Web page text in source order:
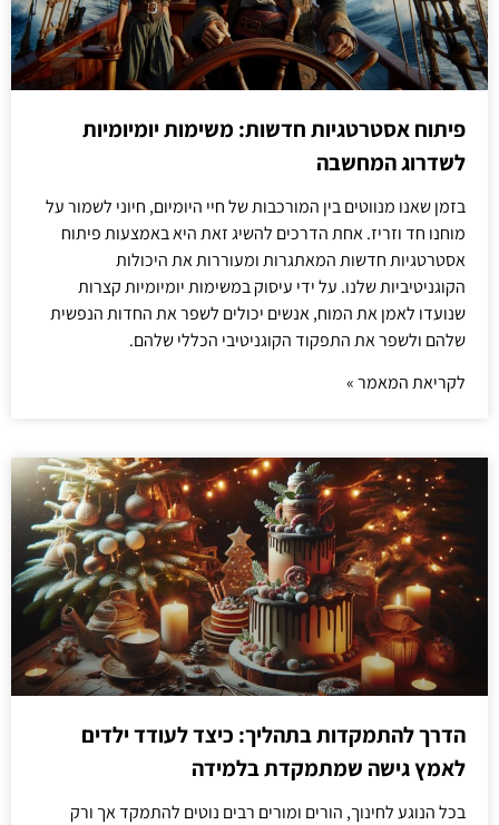
פיתוח אסטרטגיות חדשות: משימות יומיומיות
לשדרוג המחשבה
בזמן שאנו מנווטים בין המורכבות של חיי היומיום, חיוני לשמור על
מוחנו חד וזריז. אחת הדרכים להשיג זאת היא באמצעות פיתוח
אסטרטגיות חדשות המאתגרות ומעוררות את היכולות
הקוגניטיביות שלנו. על ידי עיסוק במשימות יומיומיות קצרות
שנועדו לאמן את המוח, אנשים יכולים לשפר את החדות הנפשית
שלהם ולשפר את התפקוד הקוגניטיבי הכללי שלהם.
לקריאת המאמר »
הדרך להתמקדות בתהליך: כיצד לעודד ילדים
לאמץ גישה שמתמקדת בלמידה
בכל הנוגע לחינוך, הורים ומורים רבים נוטים להתמקד אך ורק